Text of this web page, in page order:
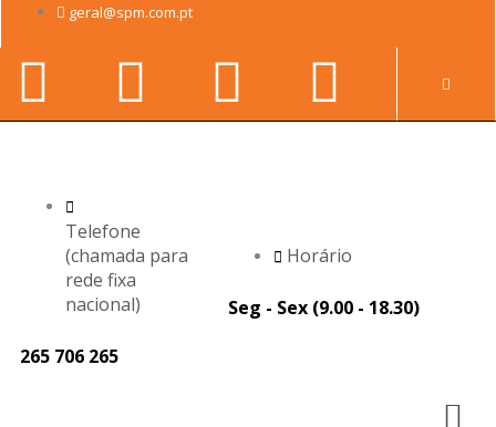
content
geral@spm.com.pt
Facebook-
f
Youtube
Linkedin-
in
Telefone
(chamada para
rede fixa
nacional)
265 706 265
Horário
Seg - Sex (9.00 - 18.30)